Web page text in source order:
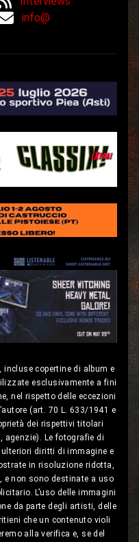
info@
copertine di album e
esclusivamente a fini
nel rispetto delle eccezioni
(art. 70 L. 633/1941 e
dei rispettivi titolari
Le fotografie di
diritti di immagine e
in risoluzione ridotta,
e non sono destinate a uso
L’uso delle immagini
da parte degli artisti, delle
che un contenuto violi
alla verifica e, se del